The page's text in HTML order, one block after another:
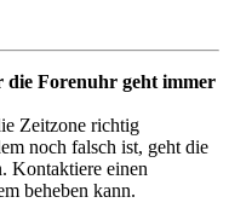
die Forenuhr geht immer
Zeitzone richtig
noch falsch ist, geht die
Kontaktiere einen
beheben kann.